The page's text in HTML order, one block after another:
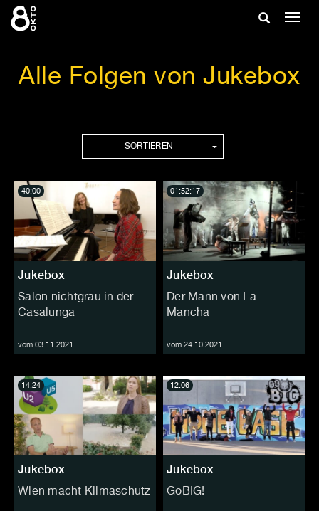
Zum
Inhalt
Suche
Alle Folgen von Jukebox
SORTIEREN
Jukebox
Salon nichtgrau in der
Casalunga
vom 03.11.2021
40:00
Jukebox
Der Mann von La
Mancha
vom 24.10.2021
01:52:17
Jukebox
Wien macht Klimaschutz
14:24
Jukebox
GoBIG!
12:06